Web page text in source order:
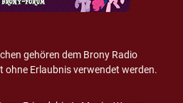
gehören dem Brony Radio
ohne Erlaubnis verwendet werden.